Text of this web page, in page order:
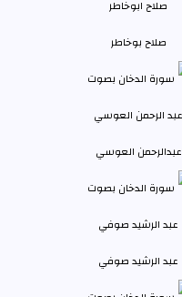
صلاح بوخاطر
عبدالرحمن العوسي
عبد الرشيد صوفي